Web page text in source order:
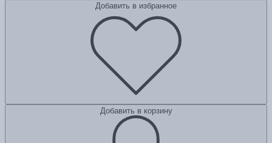
Добавить в избранное
Добавить в корзину